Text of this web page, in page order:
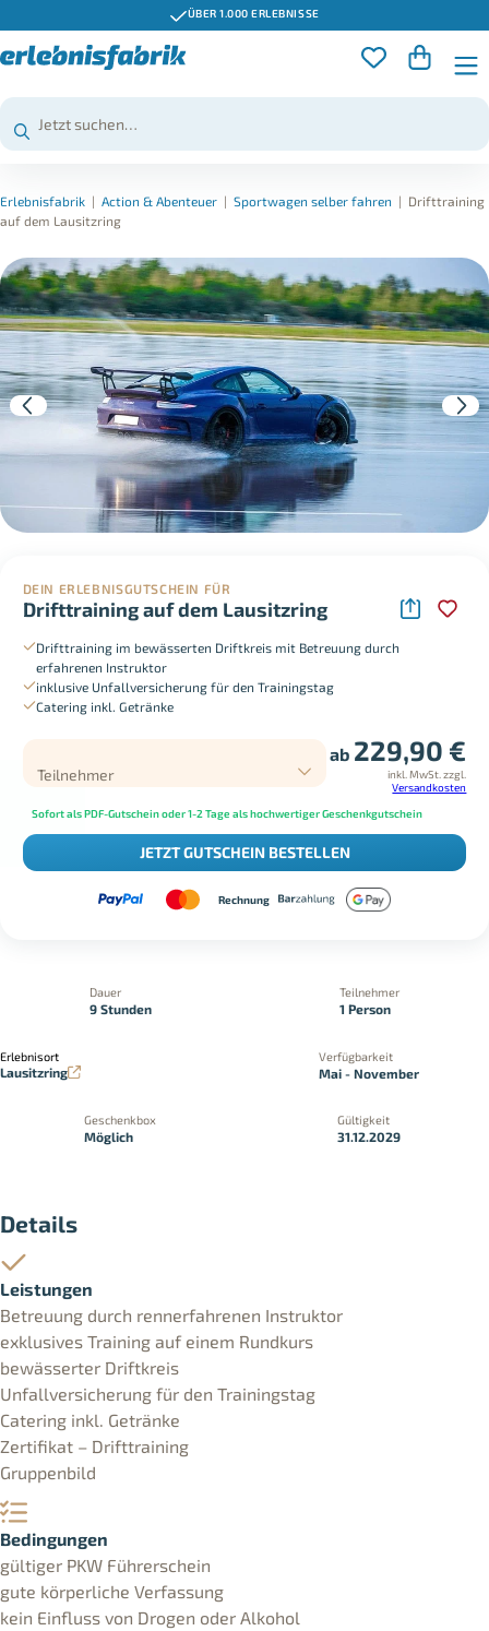
ÜBER 1.000 ERLEBNISSE
Erlebnisfabrik | Action & Abenteuer | Sportwagen selber fahren | Drifttraining
auf dem Lausitzring
DEIN ERLEBNISGUTSCHEIN FÜR
Drifttraining auf dem Lausitzring
Drifttraining im bewässerten Driftkreis mit Betreuung durch
erfahrenen Instruktor
inklusive Unfallversicherung für den Trainingstag
Catering inkl. Getränke
Teilnehmer
ab 229,90 €
inkl. MwSt. zzgl.
Versandkosten
Sofort als PDF-Gutschein oder 1-2 Tage als hochwertiger Geschenkgutschein
JETZT GUTSCHEIN BESTELLEN
Rechnung
Dauer
9 Stunden
Teilnehmer
1 Person
Erlebnisort
Lausitzring
Verfügbarkeit
Mai - November
Geschenkbox
Möglich
Gültigkeit
31.12.2029
Details
Leistungen
Betreuung durch rennerfahrenen Instruktor
exklusives Training auf einem Rundkurs
bewässerter Driftkreis
Unfallversicherung für den Trainingstag
Catering inkl. Getränke
Zertifikat – Drifttraining
Gruppenbild
Bedingungen
gültiger PKW Führerschein
gute körperliche Verfassung
kein Einfluss von Drogen oder Alkohol